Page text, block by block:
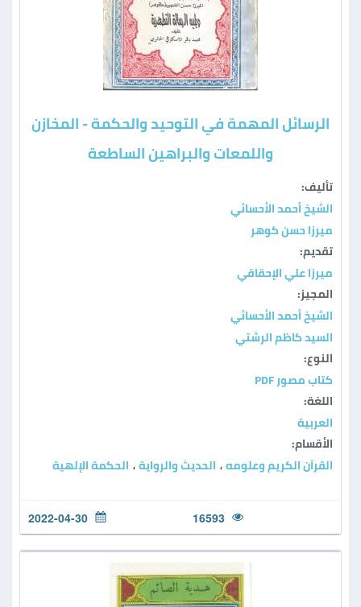
الرسائل المهمة في التوحيد والحكمة - المخازن
واللمعات والبراهين الساطعة
تأليف:
الشيخ أحمد الأحسائي
ميرزا حسن كوهر
تقديم:
ميرزا علي الإحقاقي
المجيز:
الشيخ أحمد الأحسائي
السيد كاظم الرشتي
النوع:
كتاب مصور PDF
اللغة:
العربية
الأقسام:
القرآن الكريم وعلومه ، الحديث والرواية ، الحكمة الإلهية
16593
2022-04-30